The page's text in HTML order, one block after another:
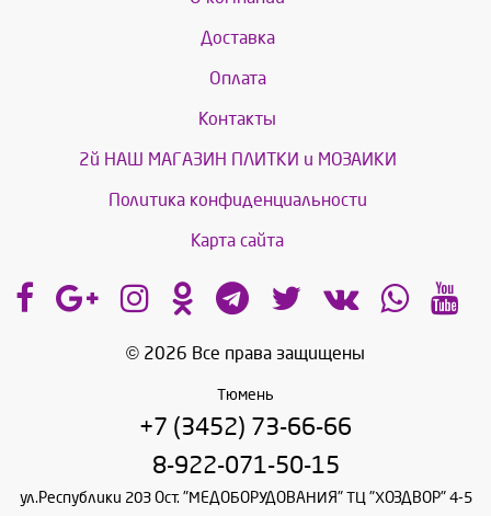
Доставка
Оплата
Контакты
2й НАШ МАГАЗИН ПЛИТКИ и МОЗАИКИ
Политика конфиденциальности
Карта сайта
© 2026 Все права защищены
Тюмень
+7 (3452) 73-66-66
8-922-071-50-15
ул.Республики 203 Ост. "МЕДОБОРУДОВАНИЯ" ТЦ "ХОЗДВОР" 4-5